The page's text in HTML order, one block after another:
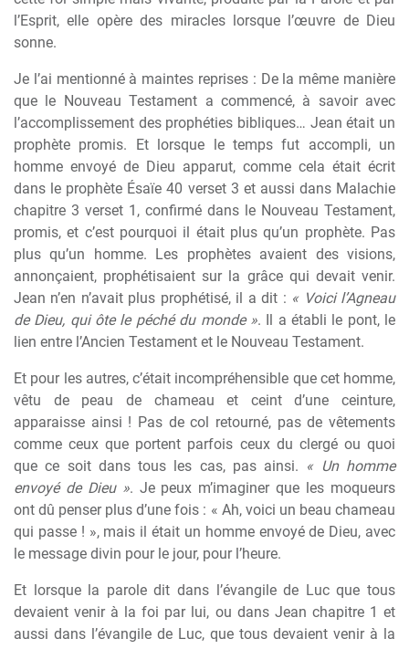
l’Esprit, elle opère des miracles lorsque l’œuvre de Dieu
sonne.
Je l’ai mentionné à maintes reprises : De la même manière
que le Nouveau Testament a commencé, à savoir avec
l’accomplissement des prophéties bibliques… Jean était un
prophète promis. Et lorsque le temps fut accompli, un
homme envoyé de Dieu apparut, comme cela était écrit
dans le prophète Ésaïe 40 verset 3 et aussi dans Malachie
chapitre 3 verset 1, confirmé dans le Nouveau Testament,
promis, et c’est pourquoi il était plus qu’un prophète. Pas
plus qu’un homme. Les prophètes avaient des visions,
annonçaient, prophétisaient sur la grâce qui devait venir.
Jean n’en n’avait plus prophétisé, il a dit : « Voici l’Agneau
de Dieu, qui ôte le péché du monde ». Il a établi le pont, le
lien entre l’Ancien Testament et le Nouveau Testament.
Et pour les autres, c’était incompréhensible que cet homme,
vêtu de peau de chameau et ceint d’une ceinture,
apparaisse ainsi ! Pas de col retourné, pas de vêtements
comme ceux que portent parfois ceux du clergé ou quoi
que ce soit dans tous les cas, pas ainsi. « Un homme
envoyé de Dieu ». Je peux m’imaginer que les moqueurs
ont dû penser plus d’une fois : « Ah, voici un beau chameau
qui passe ! », mais il était un homme envoyé de Dieu, avec
le message divin pour le jour, pour l’heure.
Et lorsque la parole dit dans l’évangile de Luc que tous
devaient venir à la foi par lui, ou dans Jean chapitre 1 et
aussi dans l’évangile de Luc, que tous devaient venir à la